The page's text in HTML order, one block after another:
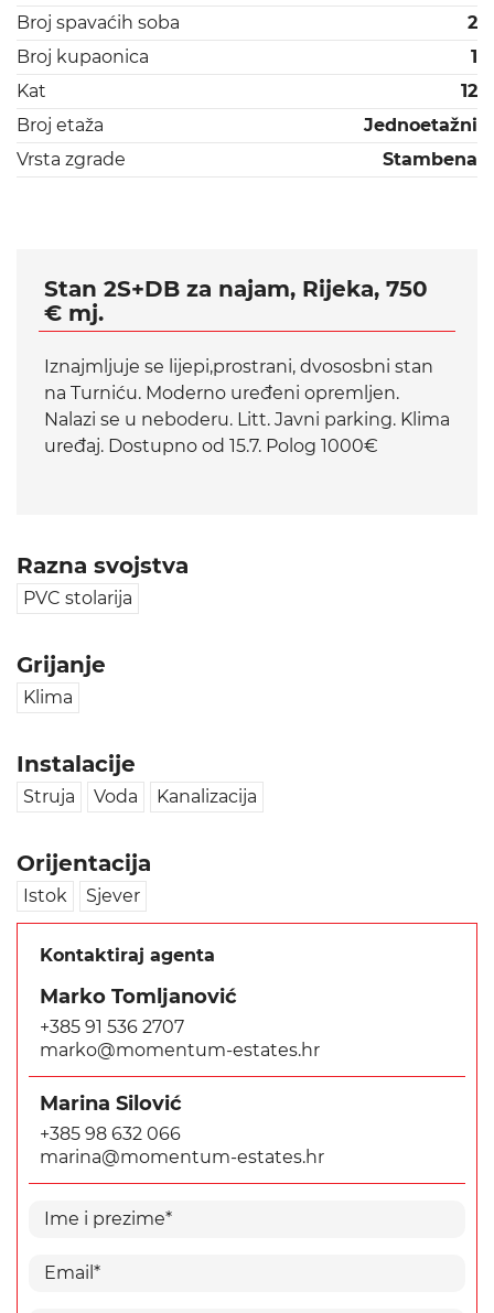
Broj spavaćih soba
2
Broj kupaonica
1
Kat
12
Broj etaža
Jednoetažni
Vrsta zgrade
Stambena
Stan 2S+DB za najam, Rijeka, 750
€ mj.
Iznajmljuje se lijepi,prostrani, dvososbni stan
na Turniću. Moderno uređeni opremljen.
Nalazi se u neboderu. Litt. Javni parking. Klima
uređaj. Dostupno od 15.7. Polog 1000€
Razna svojstva
PVC stolarija
Grijanje
Klima
Instalacije
Struja Voda Kanalizacija
Orijentacija
Istok Sjever
Kontaktiraj agenta
Marko Tomljanović
+385 91 536 2707
marko@momentum-estates.hr
Marina Silović
+385 98 632 066
marina@momentum-estates.hr